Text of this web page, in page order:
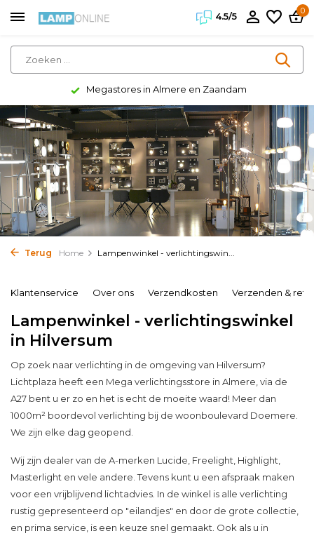
4.5/5
0
Megastores in Almere en Zaandam
Terug Home Lampenwinkel - verlichtingswin...
Klantenservice Over ons Verzendkosten Verzenden &
Lampenwinkel - verlichtingswinkel
in Hilversum
Op zoek naar verlichting in de omgeving van Hilversum?
Lichtplaza heeft een Mega verlichtingsstore in Almere, via de
A27 bent u er zo en het is echt de moeite waard! Meer dan
1000m² boordevol verlichting bij de woonboulevard Doemere.
We zijn elke dag geopend.
Wij zijn dealer van de A-merken Lucide, Freelight, Highlight,
Masterlight en vele andere. Tevens kunt u een afspraak maken
voor een vrijblijvend lichtadvies. In de winkel is alle verlichting
rustig gepresenteerd op "eilandjes" en door de grote collectie,
en prima service, is een keuze snel gemaakt. Ook als u in